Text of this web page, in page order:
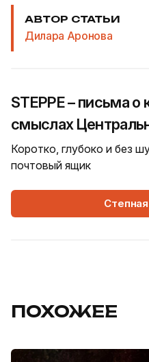
АВТОР СТАТЬИ
Дилара Аронова
STEPPE – письма
смыслах
Коротко, глубоко и без
почтовый ящик
ПОХОЖЕЕ